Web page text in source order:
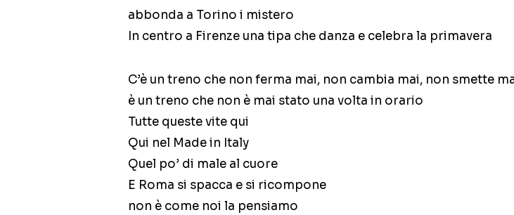
abbonda a Torino i mistero
In centro a Firenze una tipa che danza e celebra la primavera
C’è un treno che non ferma mai, non cambia mai, non smette
è un treno che non è mai stato una volta in orario
Tutte queste vite qui
Qui nel Made in Italy
Quel po’ di male al cuore
E Roma si spacca e si ricompone
non è come noi la pensiamo